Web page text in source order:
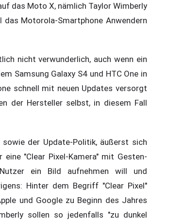
das Moto X, nämlich Taylor Wimberly
Motorola-Smartphone Anwendern
nicht verwunderlich, auch wenn ein
Samsung Galaxy S4 und HTC One in
schnell mit neuen Updates versorgt
der Hersteller selbst, in diesem Fall
der Update-Politik, äußerst sich
"Clear Pixel-Kamera" mit Gesten-
ein Bild aufnehmen will und
Hinter dem Begriff "Clear Pixel"
und Google zu Beginn des Jahres
sollen so jedenfalls "zu dunkel